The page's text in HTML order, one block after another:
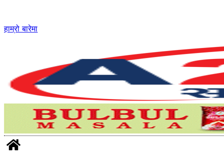
content
हाम्रो बारेमा